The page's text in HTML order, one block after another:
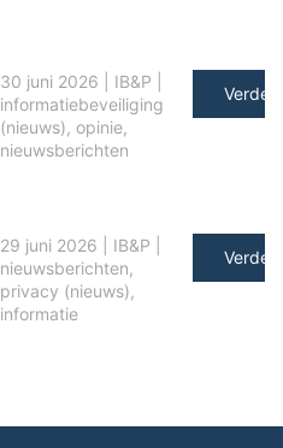
30 juni 2026 IB&P
informatiebeveiliging
(nieuws), opinie,
nieuwsberichten
Verder
29 juni 2026 IB&P
nieuwsberichten,
privacy (nieuws),
informatie
Verder